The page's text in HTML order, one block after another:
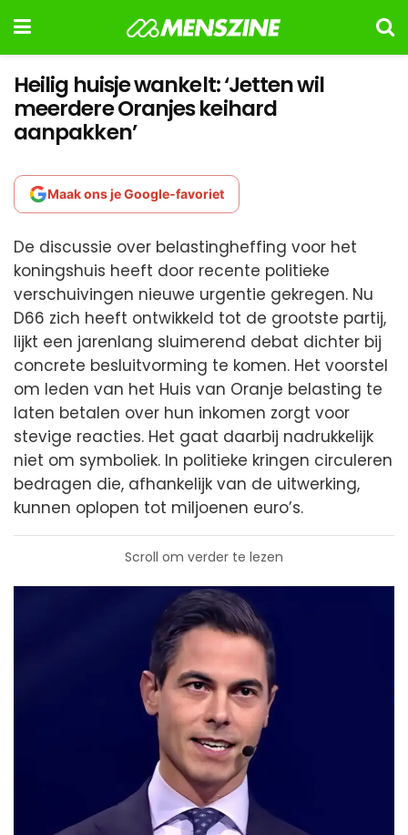
Heilig huisje wankelt: ‘Jetten wil
meerdere Oranjes keihard
aanpakken’
Maak ons je Google-favoriet
De discussie over belastingheffing voor het
koningshuis heeft door recente politieke
verschuivingen nieuwe urgentie gekregen. Nu
D66 zich heeft ontwikkeld tot de grootste partij,
lijkt een jarenlang sluimerend debat dichter bij
concrete besluitvorming te komen. Het voorstel
om leden van het Huis van Oranje belasting te
laten betalen over hun inkomen zorgt voor
stevige reacties. Het gaat daarbij nadrukkelijk
niet om symboliek. In politieke kringen circuleren
bedragen die, afhankelijk van de uitwerking,
kunnen oplopen tot miljoenen euro’s.
Scroll om verder te lezen